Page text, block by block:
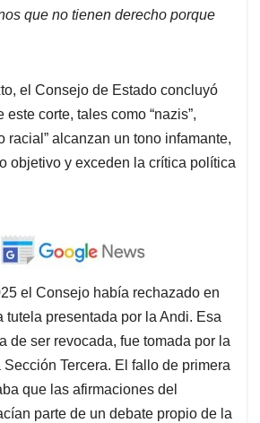
que no tienen derecho porque
el Consejo de Estado concluyó
corte, tales como “nazis”,
racial” alcanzan un tono infamante,
objetivo y exceden la crítica política
el Consejo había rechazado en
tutela presentada por la Andi. Esa
de ser revocada, fue tomada por la
Tercera. El fallo de primera
que las afirmaciones del
parte de un debate propio de la